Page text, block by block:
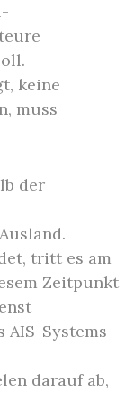
keine
muss
der
tritt es am
Zeitpunkt
AIS-Systems
darauf ab,